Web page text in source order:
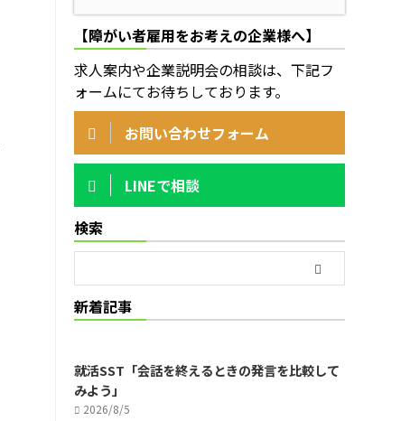
【障がい者雇用をお考えの企業様へ】
求人案内や企業説明会の相談は、下記フ
ォームにてお待ちしております。
お問い合わせフォーム
LINEで相談
検索
新着記事
就活SST「会話を終えるときの発言を比較して
みよう」
2026/8/5